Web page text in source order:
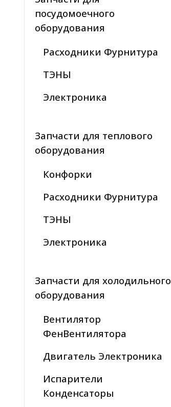
посудомоечного
оборудования
Расходники Фурнитура
ТЭНЫ
Электроника
Запчасти для теплового
оборудования
Конфорки
Расходники Фурнитура
ТЭНЫ
Электроника
Запчасти для холодильного
оборудования
Вентилятор
ФенВентилятора
Двигатель Электроника
Испарители
Конденсаторы